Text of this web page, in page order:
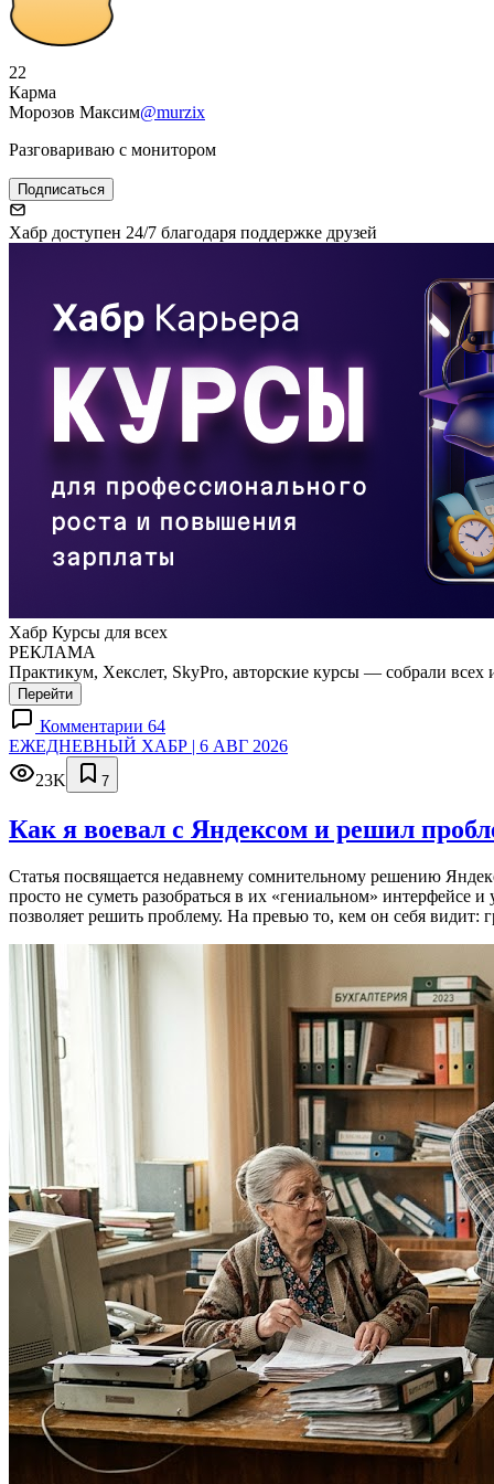
22
Карма
Морозов Максим@murzix
Разговариваю с монитором
Подписаться
Хабр доступен 24/7 благодаря поддержке друзей
Хабр Курсы для всех
РЕКЛАМА
Практикум, Хекслет, SkyPro, авторские курсы — собрали всех
Перейти
Комментарии 64
ЕЖЕДНЕВНЫЙ ХАБР | 6 АВГ 2026
23K
7
Как я воевал с Яндексом и решил
Статья посвящается недавнему сомнительному решению
просто не суметь разобраться в их «гениальном»
позволяет решить проблему. На превью то, кем он себя